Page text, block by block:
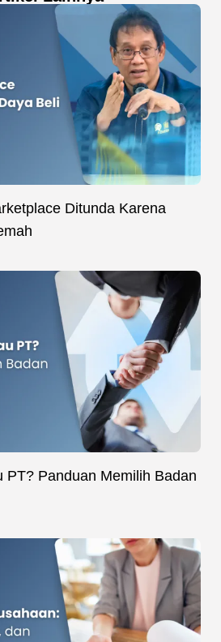
Ditunda Karena
PT? Panduan Memilih Badan